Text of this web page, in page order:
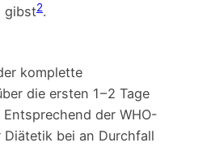
gibst2.
komplette
die ersten 1 – 2 Tage
der WHO-
Diätetik bei an Durchfall